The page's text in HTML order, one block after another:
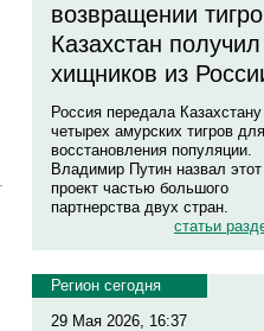
возвращении
Казахстан получил
хищников из
Россия передала Казахстану
четырех амурских тигров для
восстановления популяции.
Владимир Путин назвал этот
проект частью большого
партнерства двух стран.
статьи
Регион сегодня
29 Мая 2026, 16:37